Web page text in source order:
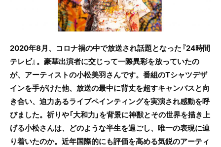
2020年8月、コロナ禍の中で放送され話題となった『24時間
テレビ』。豪華出演者に交じって一際異彩を放っていたの
が、アーティストの小松美羽さんです。番組のTシャツデザ
インを手がけた他、放送の最中に背丈を超すキャンバスと向
き合い、迫力あるライブペインティングを実演され感動を呼
びました。祈りや「大和力」を背景に神獣とその世界を描き上
げる小松さんは、どのような半生を過ごし、唯一の表現に辿
り着いたのか。近年国際的にも評価を高める気鋭のアーティ